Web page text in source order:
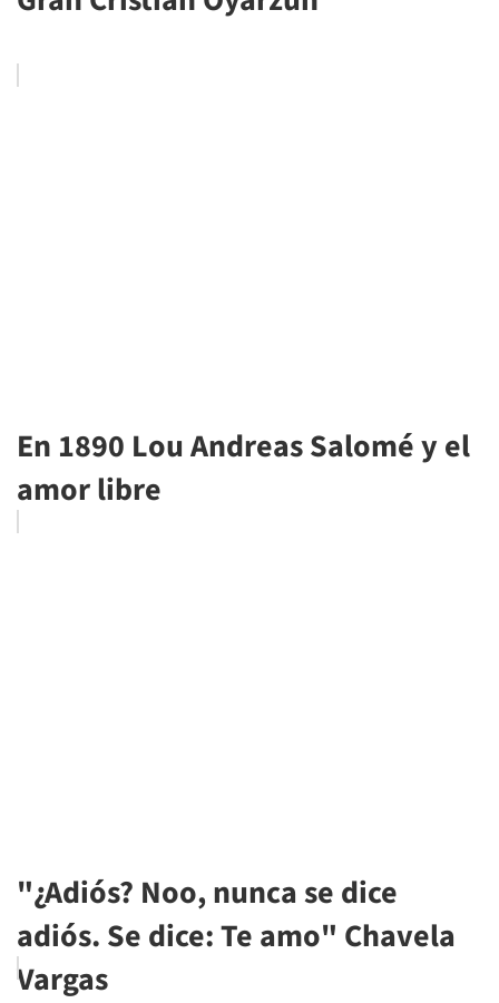
En 1890 Lou Andreas Salomé y el
amor libre
"¿Adiós? Noo, nunca se dice
adiós. Se dice: Te amo" Chavela
Vargas